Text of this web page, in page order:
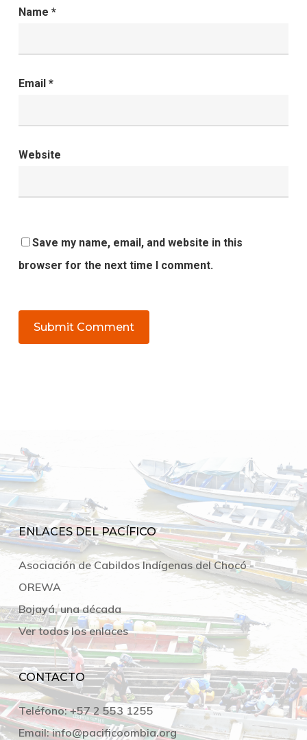
Name *
Email *
Website
Save my name, email, and website in this
browser for the next time I comment.
ENLACES DEL PACÍFICO
Asociación de Cabildos Indígenas del Chocó -
OREWA
Bojayá, una década
Ver todos los enlaces
CONTACTO
Teléfono:+57 2 553 1255
Email: info@pacificoombia.org